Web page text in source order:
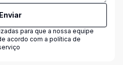
Enviar
para que a nossa equipe
acordo com a política de